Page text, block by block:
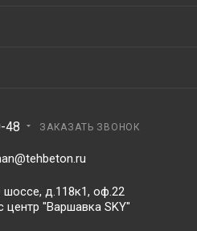
48 ЗАКАЗАТЬ ЗВОНОК
д.118к1, оф.22
центр "Варшавка SKY"